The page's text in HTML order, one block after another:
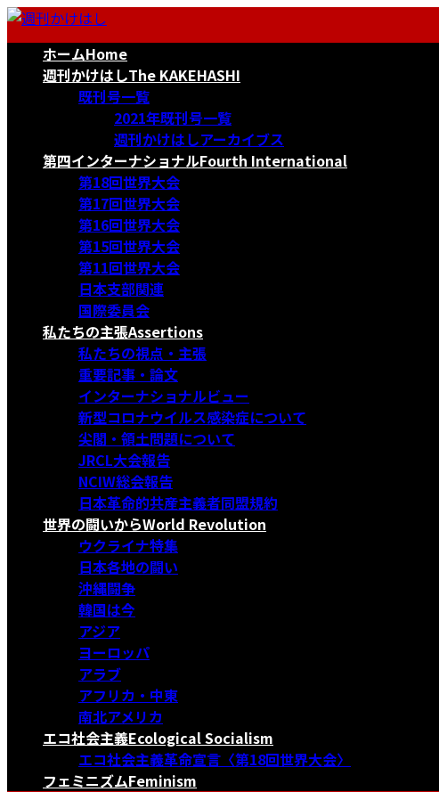
コ
ナ
ホームHome
週刊かけはしThe KAKEHASHI
既刊号一覧
2021年既刊号一覧
週刊かけはしアーカイブス
第四インターナショナルFourth International
第18回世界大会
第17回世界大会
第16回世界大会
第15回世界大会
第11回世界大会
日本支部関連
国際委員会
私たちの主張Assertions
私たちの視点・主張
重要記事・論文
インターナショナルビュー
新型コロナウイルス感染症について
尖閣・領土問題について
JRCL大会報告
NCIW総会報告
日本革命的共産主義者同盟規約
世界の闘いからWorld Revolution
ウクライナ特集
日本各地の闘い
沖縄闘争
韓国は今
アジア
ヨーロッパ
アラブ
アフリカ・中東
南北アメリカ
エコ社会主義Ecological Socialism
エコ社会主義革命宣言〈第18回世界大会〉
フェミニズムFeminism